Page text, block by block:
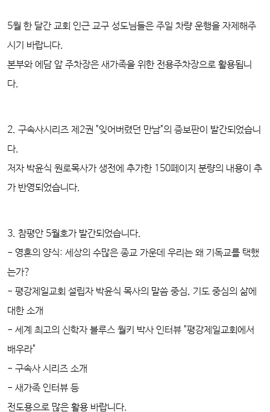
5월 한 달간 교회 인근 교구 성도님들은 주일 차량 운행을 자제해주
시기 바랍니다.
본부와 에담 앞 주차장은 새가족을 위한 전용주차장으로 활용됩니
다.
2. 구속사시리즈 제2권 "잊어버렸던 만남"의 증보판이 발간되었습니
다.
저자 박윤식 원로목사가 생전에 추가한 150페이지 분량의 내용이 추
가 반영되었습니다.
3. 참평안 5월호가 발간되었습니다.
- 영혼의 양식: 세상의 수많은 종교 가운데 우리는 왜 기독교를 택했
는가?
- 평강제일교회 설립자 박윤식 목사의 말씀 중심, 기도 중심의 삶에
대한 소개
- 세계 최고의 신학자 블루스 월키 박사 인터뷰 "평강제일교회에서
배우라"
- 구속사 시리즈 소개
- 새가족 인터뷰 등
전도용으로 많은 활용 바랍니다.